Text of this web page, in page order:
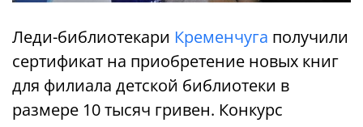
Леди-библиотекари Кременчуга получили
сертификат на приобретение новых книг
для филиала детской библиотеки в
размере 10 тысяч гривен. Конкурс